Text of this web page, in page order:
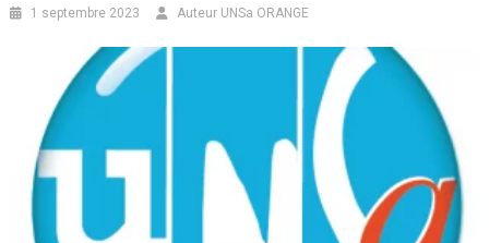
1 septembre 2023 Auteur UNSa ORANGE